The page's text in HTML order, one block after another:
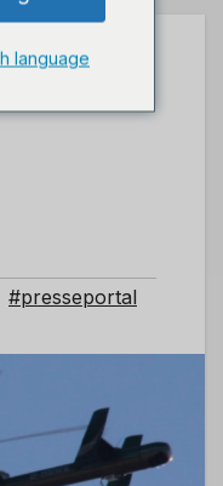
#presseportal
language